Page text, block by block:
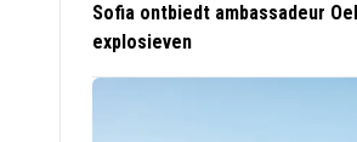
Sofia ontbiedt ambassadeur
explosieven